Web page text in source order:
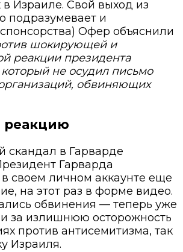
в Израиле. Свой выход из
подразумевает и
Офер объяснили
шокирующей и
реакции президента
который не осудил письмо
обвиняющих
реакцию
скандал в Гарварде
Гарварда
своем личном аккаунте еще
на этот раз в форме видео.
обвинения — теперь уже
и за излишнюю осторожность
против антисемитизма, так
Израиля.